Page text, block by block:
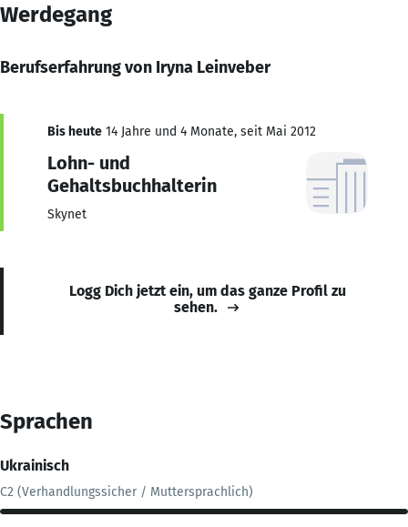
Werdegang
Berufserfahrung von Iryna Leinveber
Bis heute 14 Jahre und 4 Monate, seit Mai 2012
Lohn- und
Gehaltsbuchhalterin
Skynet
Logg Dich jetzt ein, um das ganze Profil zu
sehen.
Sprachen
Ukrainisch
C2 (Verhandlungssicher / Muttersprachlich)